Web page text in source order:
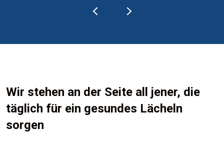
Wir stehen an der Seite all jener, die
täglich für ein gesundes Lächeln
sorgen